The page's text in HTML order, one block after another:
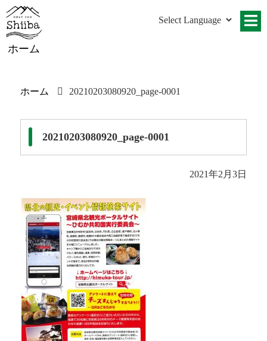
ホーム
ホーム 20210203080920_page-0001
20210203080920_page-0001
2021年2月3日